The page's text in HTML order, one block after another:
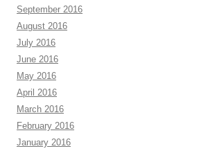
September 2016
August 2016
July 2016
June 2016
May 2016
April 2016
March 2016
February 2016
January 2016